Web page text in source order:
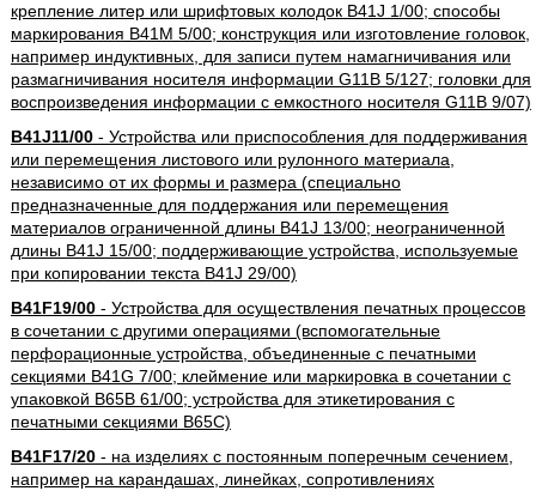
крепление литер или шрифтовых колодок B41J 1/00; способы
маркирования B41M 5/00; конструкция или изготовление головок,
например индуктивных, для записи путем намагничивания или
размагничивания носителя информации G11B 5/127; головки для
воспроизведения информации с емкостного носителя G11B 9/07)
B41J11/00- Устройства или приспособления для поддерживания
или перемещения листового или рулонного материала,
независимо от их формы и размера (специально
предназначенные для поддержания или перемещения
материалов ограниченной длины B41J 13/00; неограниченной
длины B41J 15/00; поддерживающие устройства, используемые
при копировании текста B41J 29/00)
B41F19/00- Устройства для осуществления печатных процессов
в сочетании с другими операциями (вспомогательные
перфорационные устройства, объединенные с печатными
секциями B41G 7/00; клеймение или маркировка в сочетании с
упаковкой B65B 61/00; устройства для этикетирования с
печатными секциями B65C)
B41F17/20- на изделиях с постоянным поперечным сечением,
например на карандашах, линейках, сопротивлениях